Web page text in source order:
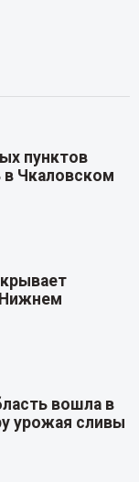
пунктов
Чкаловском
вошла в
урожая сливы